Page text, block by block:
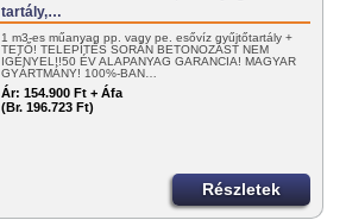
tartály,…
1 m3-es műanyag pp. vagy pe. esővíz gyűjtőtartály +
TETŐ! TELEPÍTÉS SORÁN BETONOZÁST NEM
IGÉNYEL!!50 ÉV ALAPANYAG GARANCIA! MAGYAR
GYÁRTMÁNY! 100%-BAN…
Ár: 154.900 Ft + Áfa
(Br. 196.723 Ft)
Részletek